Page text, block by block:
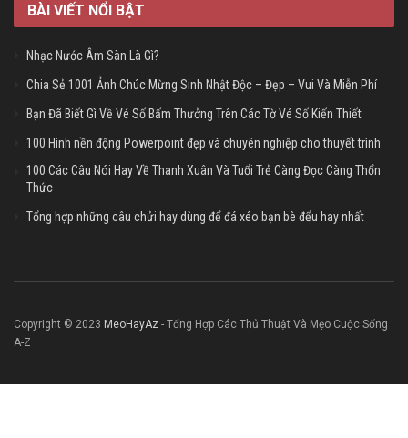
BÀI VIẾT NỔI BẬT
Nhạc Nước Âm Sàn Là Gì?
Chia Sẻ 1001 Ảnh Chúc Mừng Sinh Nhật Độc – Đẹp – Vui Và Miễn Phí
Bạn Đã Biết Gì Về Vé Số Bấm Thưởng Trên Các Tờ Vé Số Kiến Thiết
100 Hình nền động Powerpoint đẹp và chuyên nghiệp cho thuyết trình
100 Các Câu Nói Hay Về Thanh Xuân Và Tuổi Trẻ Càng Đọc Càng Thổn
Thức
Tổng hợp những câu chửi hay dùng để đá xéo bạn bè đểu hay nhất
Copyright © 2023 MeoHayAz - Tổng Hợp Các Thủ Thuật Và Mẹo Cuộc Sống
A-Z